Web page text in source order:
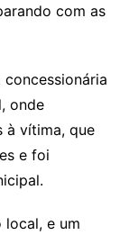
com as
onde
à vítima, que
e foi
local, e um